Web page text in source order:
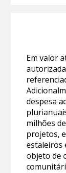
Em valor
despesa
milhões
projetos,
estaleiros
objeto de